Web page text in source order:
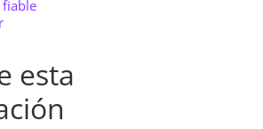
esta